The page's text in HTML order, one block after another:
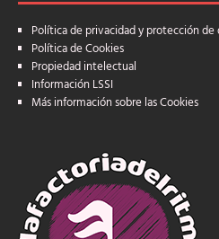
Política de privacidad y protección de
Política de Cookies
Propiedad intelectual
Información LSSI
Más información sobre las Cookies